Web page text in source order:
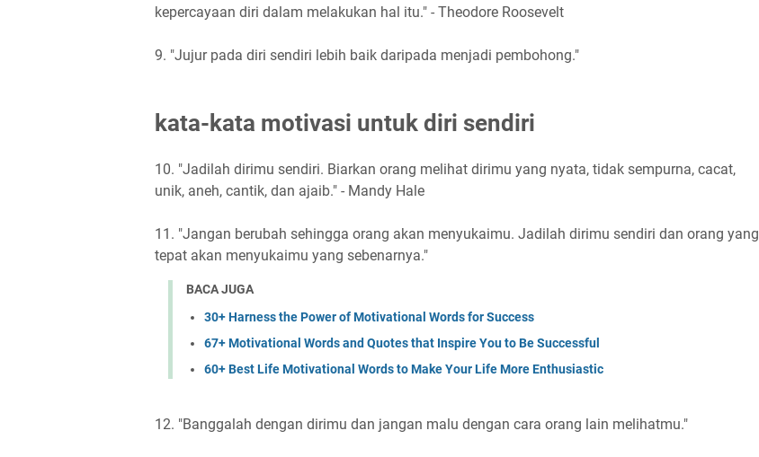
kepercayaan diri dalam melakukan hal itu." - Theodore Roosevelt
9. "Jujur pada diri sendiri lebih baik daripada menjadi pembohong."
kata-kata motivasi untuk diri sendiri
10. "Jadilah dirimu sendiri. Biarkan orang melihat dirimu yang nyata, tidak sempurna, cacat,
unik, aneh, cantik, dan ajaib." - Mandy Hale
11. "Jangan berubah sehingga orang akan menyukaimu. Jadilah dirimu sendiri dan orang yang
tepat akan menyukaimu yang sebenarnya."
BACA JUGA
30+ Harness the Power of Motivational Words for Success
67+ Motivational Words and Quotes that Inspire You to Be Successful
60+ Best Life Motivational Words to Make Your Life More Enthusiastic
12. "Banggalah dengan dirimu dan jangan malu dengan cara orang lain melihatmu."